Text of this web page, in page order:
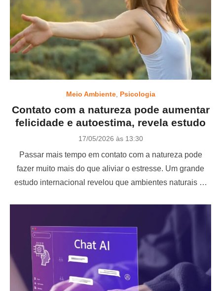
Meio Ambiente, Psicologia
Contato com a natureza pode aumentar
felicidade e autoestima, revela estudo
P
s
t
e
d
17/05/2026 às 13:30
Passar mais tempo em contato com a natureza pode
fazer muito mais do que aliviar o estresse. Um grande
estudo internacional revelou que ambientes naturais …